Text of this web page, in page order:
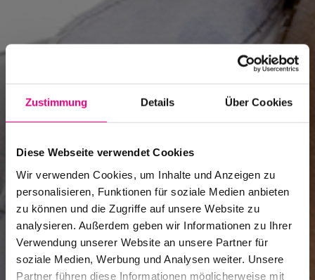
Zustimmung Details Über Cookies
Diese Webseite verwendet Cookies
Wir verwenden Cookies, um Inhalte und Anzeigen zu
personalisieren, Funktionen für soziale Medien anbieten
zu können und die Zugriffe auf unsere Website zu
analysieren. Außerdem geben wir Informationen zu Ihrer
Verwendung unserer Website an unsere Partner für
soziale Medien, Werbung und Analysen weiter. Unsere
Partner führen diese Informationen möglicherweise mit